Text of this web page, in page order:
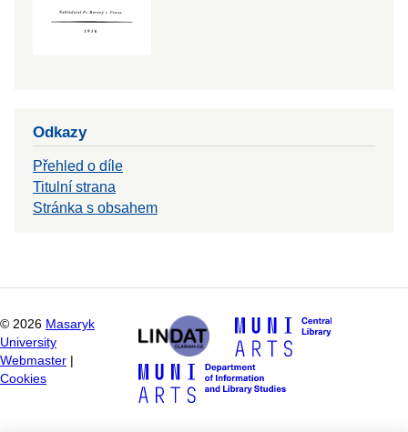
Odkazy
Přehled o díle
Titulní strana
Stránka s obsahem
© 2026 Masaryk
University
Webmaster
Cookies